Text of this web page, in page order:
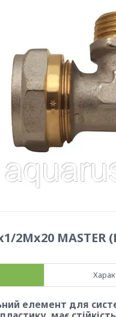
2Mx20 MASTER
елемент для